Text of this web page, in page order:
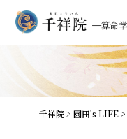
千祥院> 園田's LIFE>